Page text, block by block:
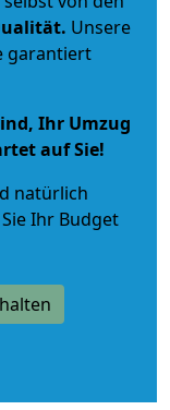
. Unsere
garantiert
Ihr Umzug
auf Sie!
natürlich
Ihr Budget